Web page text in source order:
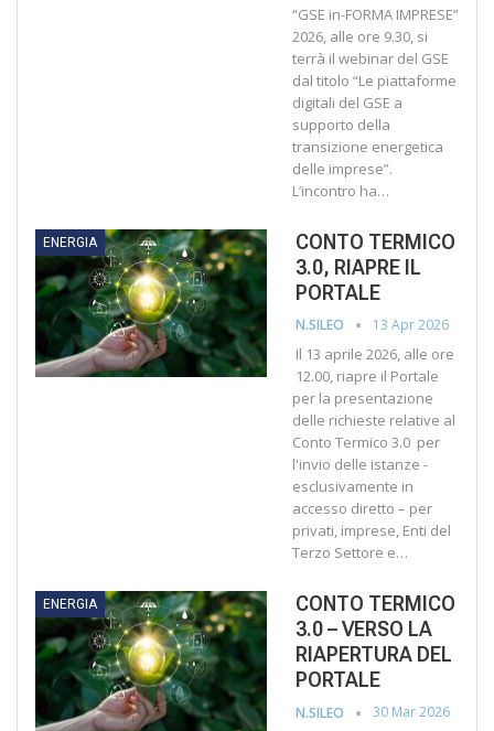
“GSE in-FORMA IMPRESE”
2026, alle ore 9.30, si
terrà il webinar del GSE
dal titolo “Le piattaforme
digitali del GSE a
supporto della
transizione energetica
delle imprese”.
L’incontro ha…
ENERGIA
CONTO TERMICO
3.0, RIAPRE IL
PORTALE
N.SILEO 13 Apr 2026
Il 13 aprile 2026, alle ore
12.00, riapre il Portale
per la presentazione
delle richieste relative al
Conto Termico 3.0 per
l'invio delle istanze -
esclusivamente in
accesso diretto – per
privati, imprese, Enti del
Terzo Settore e…
ENERGIA
CONTO TERMICO
3.0 – VERSO LA
RIAPERTURA DEL
PORTALE
N.SILEO 30 Mar 2026